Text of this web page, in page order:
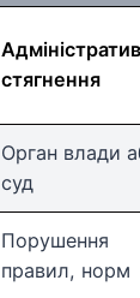
стягнення
Орган влади
суд
Порушення
правил, норм